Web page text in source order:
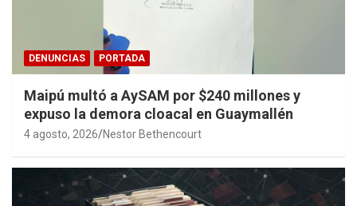
DENUNCIAS PORTADA
Maipú multó a AySAM por $240 millones y
expuso la demora cloacal en Guaymallén
4 agosto, 2026 Nestor Bethencourt